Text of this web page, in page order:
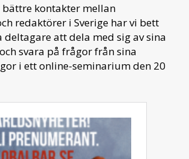
bättre kontakter mellan
redaktörer i Sverige har vi bett
deltagare att dela med sig av sina
svara på frågor från sina
i ett online-seminarium den 20